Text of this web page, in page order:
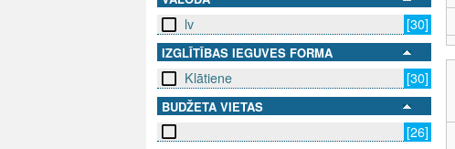
lv [30]
IZGLĪTĪBAS IEGUVES FORMA
Klātiene [30]
BUDŽETA VIETAS
[26]